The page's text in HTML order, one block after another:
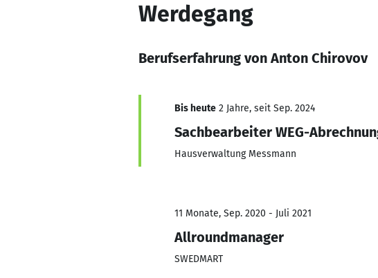
Werdegang
Berufserfahrung von Anton Chirovov
Bis heute 2 Jahre, seit Sep. 2024
Sachbearbeiter WEG-
Hausverwaltung Messmann
11 Monate, Sep. 2020 - Juli 2021
Allroundmanager
SWEDMART